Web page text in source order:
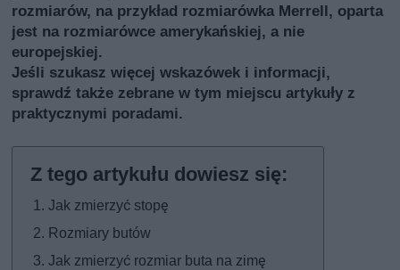
rozmiarów, na przykład rozmiarówka Merrell, oparta
jest na rozmiarówce amerykańskiej, a nie
europejskiej.
Jeśli szukasz więcej wskazówek i informacji,
sprawdź także zebrane w tym miejscu artykuły z
praktycznymi poradami.
Jak zmierzyć stopę
Rozmiary butów
Jak zmierzyć rozmiar buta na zimę